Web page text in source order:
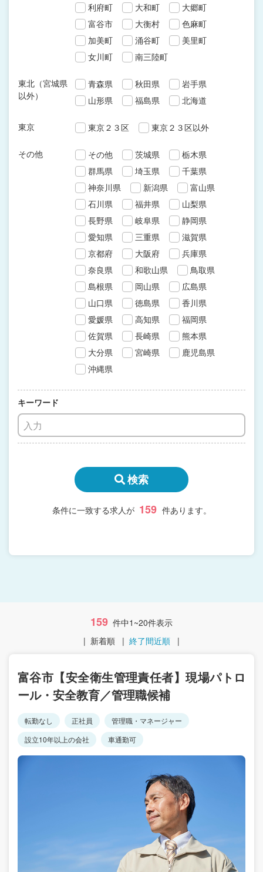
利府町 大和町
大郷町
富谷市
大衡村
色麻町
加美町
涌谷町
美里町
女川町
南三陸町
東北（宮城県
以外）
青森県 秋田県
岩手県
山形県
福島県 北海道
東京 東京２３区 東京２３区以外
その他 その他 茨城県
栃木県
群馬県
埼玉県
千葉県
神奈川県
新潟県
富山県
石川県
福井県
山梨県
長野県
岐阜県
静岡県
愛知県
三重県
滋賀県
京都府
大阪府
兵庫県
奈良県
和歌山県
鳥取県
島根県
岡山県
広島県
山口県
徳島県
香川県
愛媛県
高知県
福岡県
佐賀県
長崎県
熊本県
大分県
宮崎県
鹿児島県
沖縄県
キーワード
検索
条件に一致する求人が 159 件あります。
159 件中1~20件表示
| 新着順 | 終了間近順 |
富谷市【安全衛生管理責任者】現場パトロ
ール・安全教育／管理職候補
転勤なし 正社員
管理職・マネージャー
設立10年以上の会社
車通勤可